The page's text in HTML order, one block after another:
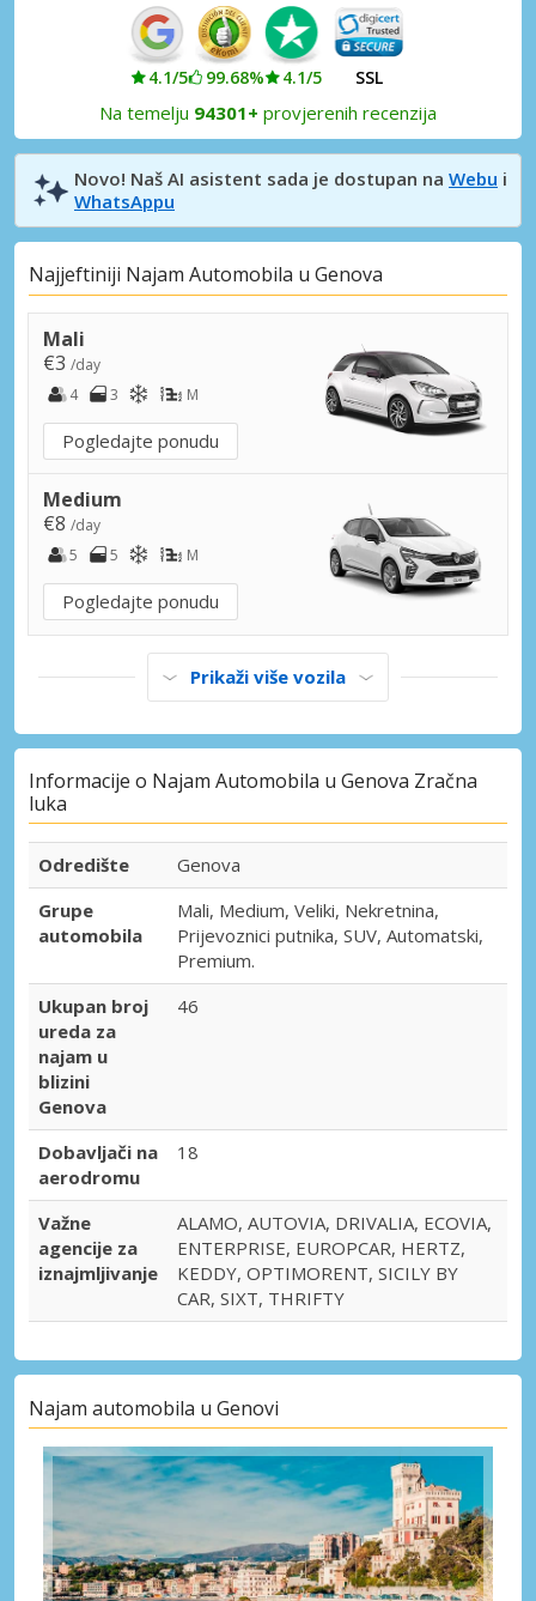
4.1/5 99.68% 4.1/5 SSL
Na temelju 94301+ provjerenih recenzija
Novo! Naš AI asistent sada je dostupan na Webu i
WhatsAppu
Najjeftiniji Najam Automobila u Genova
Mali
€3 /day
4
3 M
Pogledajte ponudu
Medium
€8 /day
5
5 M
Pogledajte ponudu
Prikaži više vozila
Informacije o Najam Automobila u Genova Zračna
luka
Odredište
Genova
Grupe
automobila
Mali, Medium, Veliki, Nekretnina,
Prijevoznici putnika, SUV, Automatski,
Premium.
Ukupan broj
ureda za
najam u
blizini
Genova
46
Dobavljači na
aerodromu
18
Važne
agencije za
iznajmljivanje
ALAMO, AUTOVIA, DRIVALIA, ECOVIA,
ENTERPRISE, EUROPCAR, HERTZ,
KEDDY, OPTIMORENT, SICILY BY
CAR, SIXT, THRIFTY
Najam automobila u Genovi